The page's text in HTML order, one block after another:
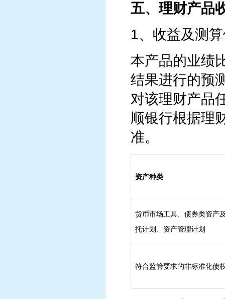
五、理财产品
1、收益及测
本产品的业绩
结果进行的预
对该理财产品
顺银行根据理
准。
资产种类
货币市场工具、债券类资产
托计划、资产管理计划
符合监管要求的非标准化债